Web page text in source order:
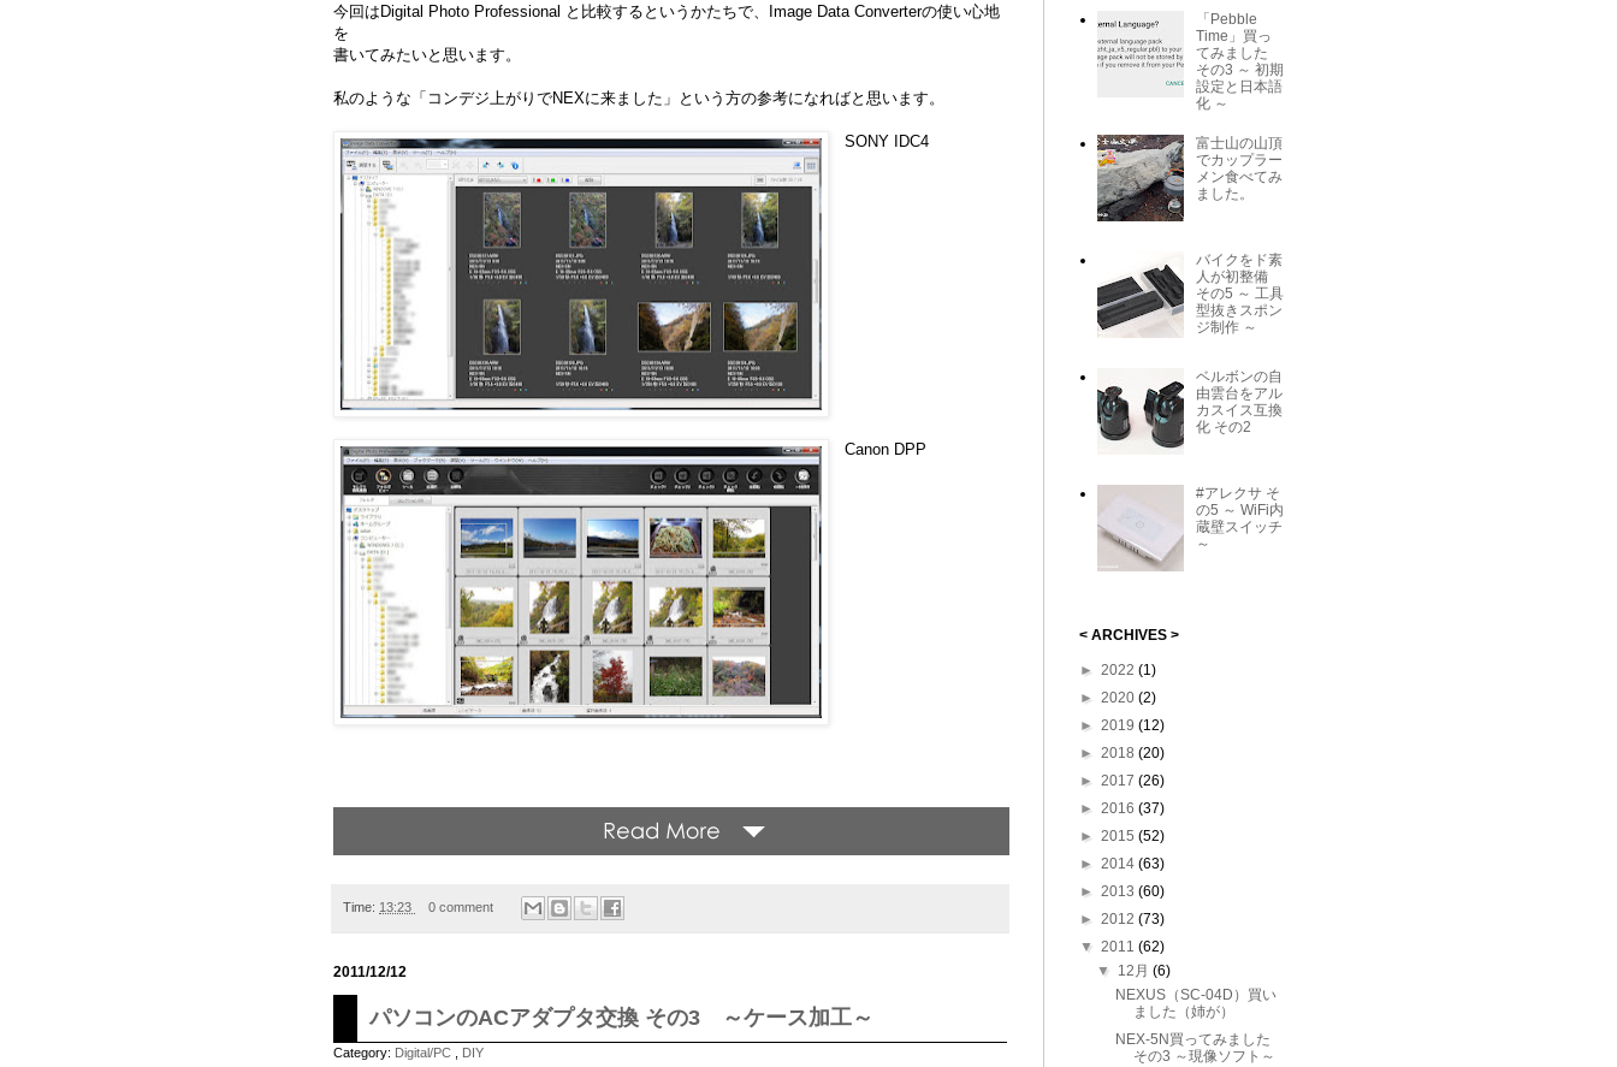
今回はDigital Photo Professional と比較するというかたちで、Image Data Converterの使い心地
を
書いてみたいと思います。
私のような「コンデジ上がりでNEXに来ました」という方の参考になればと思います。
SONY IDC4
Canon DPP
Time: 13:23 0 comment
2011/12/12
パソコンのACアダプタ交換 その3 ～ケース加工～
Category: Digital/PC DIY
「Pebble
Time」買っ
てみました
その3 ～ 初期
設定と日本語
化 ～
富士山の山頂
でカップラー
メン食べてみ
ました。
バイクをド素
人が初整備
その5 ～ 工具
型抜きスポン
ジ制作 ～
ベルボンの自
由雲台をアル
カスイス互換
化 その2
#アレクサ そ
の5 ～ WiFi内
蔵壁スイッチ
～
< ARCHIVES >
► 2022 (1)
► 2020 (2)
► 2019 (12)
► 2018 (20)
► 2017 (26)
► 2016 (37)
► 2015 (52)
► 2014 (63)
► 2013 (60)
► 2012 (73)
▼ 2011 (62)
▼ 12月(6)
NEXUS（SC-04D）買い
ました（姉が）
NEX-5N買ってみました
その3 ～現像ソフト～